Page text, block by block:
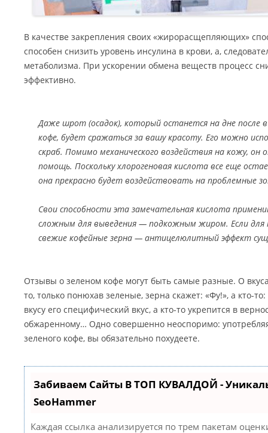
В качестве закрепления своих «жирорасщепляющих»
способен снизить уровень инсулина в крови, а,
метаболизма. При ускорении обмена веществ процесс
эффективно.
Даже шрот (осадок), который останется на дне после
кофе, будет сражаться за вашу красоту. Его можно
скраб. Помимо механического воздействия на кожу, он
помощь. Поскольку хлорогеновая кислота все еще
она прекрасно будет воздействовать на проблемные
Свои способности эта замечательная кислота
сложным для выведения — подкожным жиром. Если для
свежие кофейные зерна — антицелюлитный эффект
Отзывы о зеленом кофе могут быть самые разные. О
то, только понюхав зеленые, зерна скажет: «Фу!», а кто-
вкусу его специфический вкус, а кто-то укрепится в
обжаренному… Одно совершенно неоспоримо:
зеленого кофе, вы обязательно похудеете.
Забиваем Сайты В ТОП КУВАЛДОЙ -
SeoHammer
Каждая ссылка анализируется по трем пакетам